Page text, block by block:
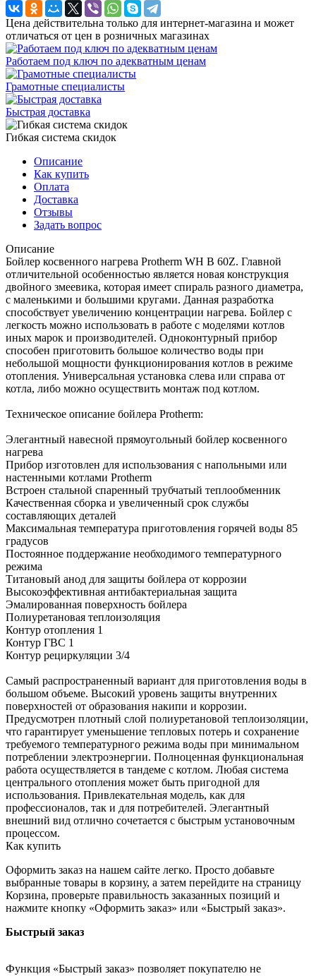
Цена действительна только для интернет-магазина и может
отличаться от цен в розничных магазинах
Работаем под ключ по адекватным ценам
Грамотные специалисты
Быстрая доставка
Гибкая система скидок
Описание
Как купить
Оплата
Доставка
Отзывы
Задать вопрос
Описание
Бойлер косвенного нагрева Protherm WH B 60Z. Главной
отличительной особенностью является новая конструкция
двойного змеевика, которая имеет спираль разного диаметра,
с маленькими и большими кругами. Данная разработка
способствует увеличению концентрации нагрева. Бойлер с
легкость можно использовать в работе с моделями котлов
иных марок и производителей. Одноконтурный прибор
способен приготовить большое количество воды при
небольшой мощности функционирования котлов в режиме
отопления. Универсальная установка слева или справа от
котла, либо можно осуществить монтаж под котлом.
Техническое описание бойлера Protherm:
Элегантный навесной прямоугольный бойлер косвенного
нагрева
Прибор изготовлен для использования с напольными или
настенными котлами Protherm
Встроен стальной спаренный трубчатый теплообменник
Качественная сборка и увеличенный срок службы
составляющих деталей
Максимальная температура приготовления горячей воды 85
градусов
Постоянное поддержание необходимого температурного
режима
Титановый анод для защиты бойлера от коррозии
Высокоэффективная антибактериальная защита
Эмалированная поверхность бойлера
Полиуретановая теплоизоляция
Контур отопления 1
Контур ГВС 1
Контур рециркуляции 3/4
Самый распространенный вариант для приготовления воды в
большом объеме. Высокий уровень защиты внутренних
поверхностей от образования накипи и коррозии.
Предусмотрен плотный слой полиуретановой теплоизоляции,
что гарантирует уменьшение тепловых потерь и сохранение
требуемого температурного режима воды при минимальном
потреблении электроэнергии. Полноценная функциональная
работа осуществляется в тандеме с котлом. Любая система
центрального отопления может быть пригодной для
использования. Привлекательная модель, как для
профессионалов, так и для потребителей. Элегантный
внешний вид отлично сочетается с быстрым установочным
процессом.
Как купить
Оформить заказ на нашем сайте легко. Просто добавьте
выбранные товары в корзину, а затем перейдите на страницу
Корзина, проверьте правильность заказанных позиций и
нажмите кнопку «Оформить заказ» или «Быстрый заказ».
Быстрый заказ
Функция «Быстрый заказ» позволяет покупателю не